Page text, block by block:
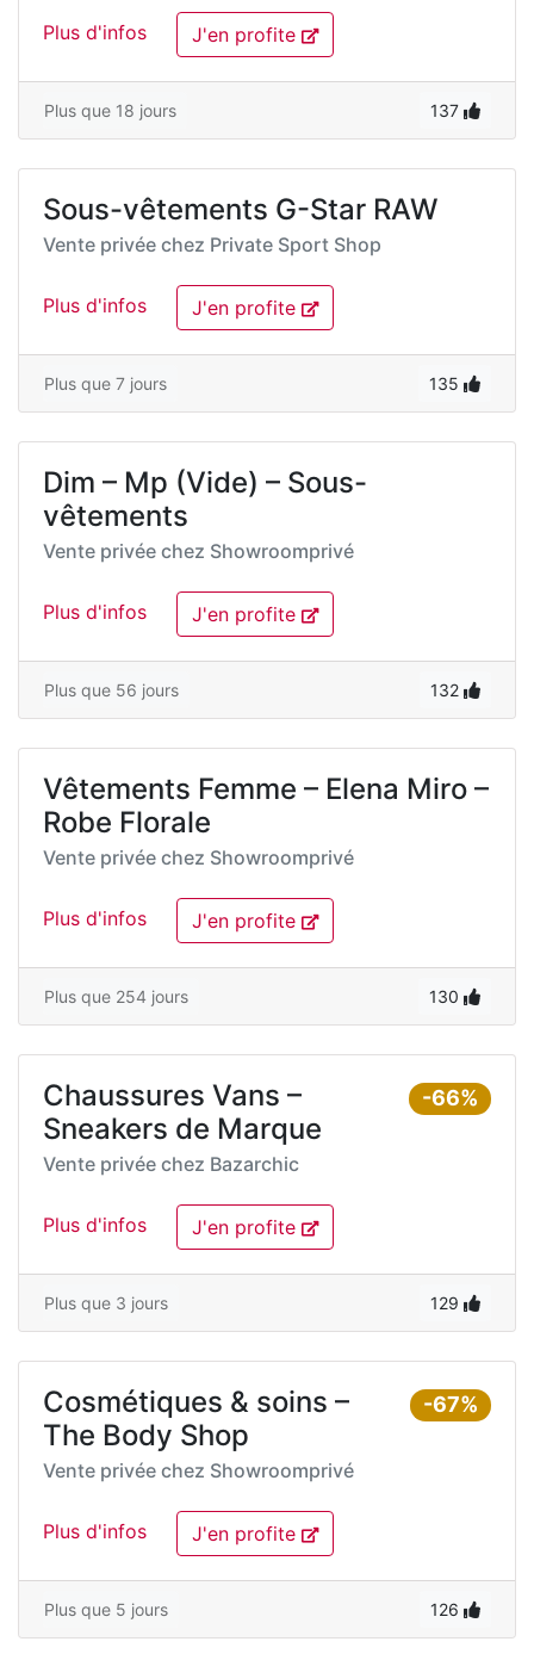
Plus d'infos J'en profite
Plus que 18 jours 137
Sous-vêtements G-Star RAW
Vente privée chez Private Sport Shop
Plus d'infos J'en profite
Plus que 7 jours 135
Dim – Mp (Vide) – Sous-
vêtements
Vente privée chez Showroomprivé
Plus d'infos J'en profite
Plus que 56 jours 132
Vêtements Femme – Elena Miro –
Robe Florale
Vente privée chez Showroomprivé
Plus d'infos J'en profite
Plus que 254 jours 130
-66%
Chaussures Vans –
Sneakers de Marque
Vente privée chez Bazarchic
Plus d'infos J'en profite
Plus que 3 jours 129
-67%
Cosmétiques & soins –
The Body Shop
Vente privée chez Showroomprivé
Plus d'infos J'en profite
Plus que 5 jours 126